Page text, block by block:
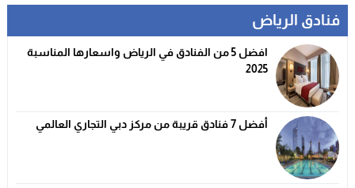
فنادق الرياض
افضل 5 من الفنادق في الرياض واسعارها المناسبة
2025
أفضل 7 فنادق قريبة من مركز دبي التجاري العالمي